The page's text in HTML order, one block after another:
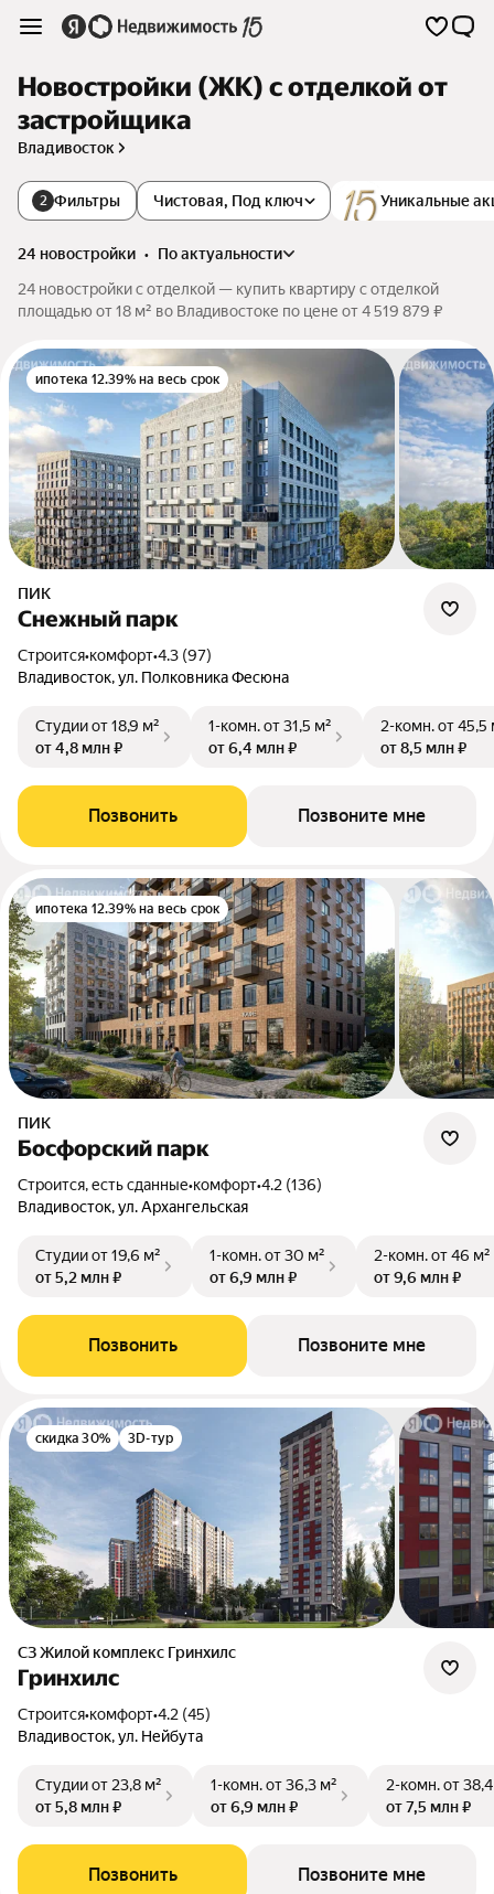
Новостройки (ЖК) с отделкой от
застройщика
Владивосток
2 Фильтры Уникальные
Чистовая, Под ключ
24 новостройки •
по актуальности
24 новостройки с отделкой — купить квартиру с отделкой
площадью от 18 м² во Владивостоке по цене от 4 519 879 ₽
ипотека 12.39% на весь срок
ПИК
Снежный парк
Строится•комфорт•4.3 (97)
Владивосток, ул. Полковника Фесюна
Студииот 18,9 м²
от 4,8 млн ₽
1-комн.от 31,5 м²
от 6,4 млн ₽
2-комн.от 45,5
от 8,5 млн ₽
Позвонить Позвоните мне
ипотека 12.39% на весь срок
ПИК
Босфорский парк
Строится, есть сданные•комфорт•4.2 (136)
Владивосток, ул. Архангельская
Студииот 19,6 м²
от 5,2 млн ₽
1-комн.от 30 м²
от 6,9 млн ₽
2-комн.от 46 м²
от 9,6 млн ₽
Позвонить Позвоните мне
скидка 30% 3D-тур
СЗ Жилой комплекс Гринхилс
Гринхилс
Строится•комфорт•4.2 (45)
Владивосток, ул. Нейбута
Студииот 23,8 м²
от 5,8 млн ₽
1-комн.от 36,3 м²
от 6,9 млн ₽
2-комн.от
от 7,5 млн ₽
Позвонить Позвоните мне